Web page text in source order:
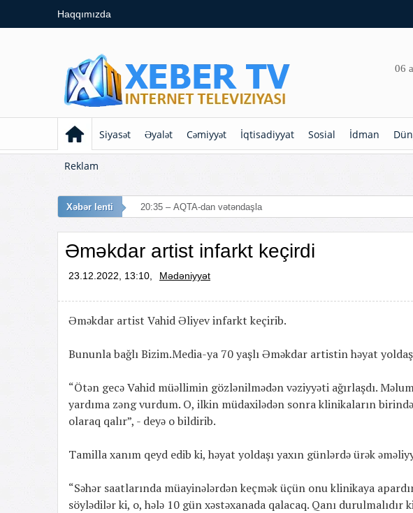
Haqqımızda
06
Siyasət Əyalət Cəmiyyət İqtisadiyyat Sosial İdman
Reklam
Xəbər lenti 20:35 – AQTA-dan vətəndaşlara çağırış: Çimərlik
Əməkdar artist infarkt keçirdi
23.12.2022, 13:10, Mədəniyyət
Əməkdar artist Vahid Əliyev infarkt keçirib.
Bununla bağlı Bizim.Media-ya 70 yaşlı Əməkdar artistin həyat
“Ötən gecə Vahid müəllimin gözlənilmədən vəziyyəti ağırlaşdı.
yardıma zəng vurdum. O, ilkin müdaxilədən sonra klinikaların
olaraq qalır”, - deyə o bildirib.
Tamilla xanım qeyd edib ki, həyat yoldaşı yaxın günlərdə ürək
“Səhər saatlarında müayinələrdən keçmək üçün onu klinikaya
söylədilər ki, o, hələ 10 gün xəstəxanada qalacaq. Qanı